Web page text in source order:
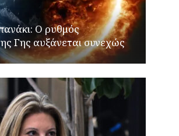
Ο ρυθμός
Γης αυξάνεται συνεχώς